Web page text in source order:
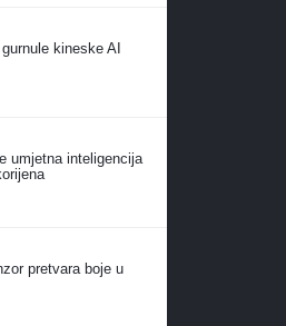
kineske AI
umjetna inteligencija
pretvara boje u